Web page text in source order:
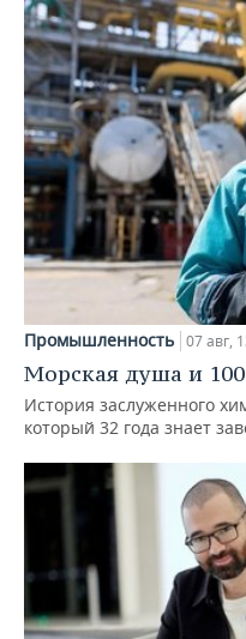
Промышленность 07 авг,
Морская душа и
История заслуженного
который 32 года знает